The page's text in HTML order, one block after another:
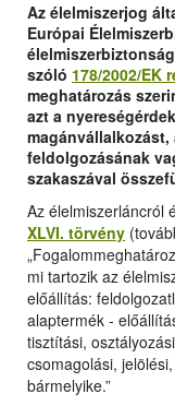
Az élelmiszerjog
Európai
szóló 178/2002/EK
meghatározás
azt a
magánvállalkozást,
feldolgozásának
szakaszával
Az élelmiszerláncról
XLVI. törvény
mi tartozik az
előállítás:
alaptermék -
tisztítási,
csomagolási,
bármelyike.”